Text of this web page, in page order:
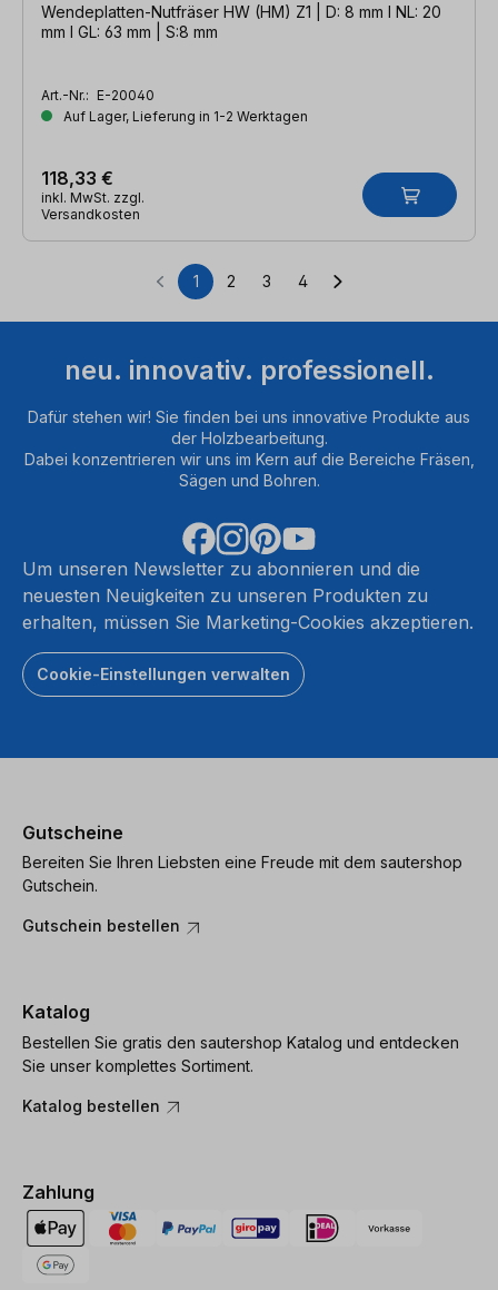
Wendeplatten-Nutfräser HW (HM) Z1 | D: 8 mm l NL: 20
mm l GL: 63 mm | S:8 mm
Art.-Nr.: E-20040
Auf Lager, Lieferung in 1-2 Werktagen
118,33 €
inkl. MwSt. zzgl.
Versandkosten
Seite
1 Seite
2 Seite
3 Seite
4
neu. innovativ. professionell.
Dafür stehen wir! Sie finden bei uns innovative Produkte aus
der Holzbearbeitung.
Dabei konzentrieren wir uns im Kern auf die Bereiche Fräsen,
Sägen und Bohren.
Um unseren Newsletter zu abonnieren und die
neuesten Neuigkeiten zu unseren Produkten zu
erhalten, müssen Sie Marketing-Cookies akzeptieren.
Cookie-Einstellungen verwalten
Gutscheine
Bereiten Sie Ihren Liebsten eine Freude mit dem sautershop
Gutschein.
Gutschein bestellen
Katalog
Bestellen Sie gratis den sautershop Katalog und entdecken
Sie unser komplettes Sortiment.
Katalog bestellen
Zahlung